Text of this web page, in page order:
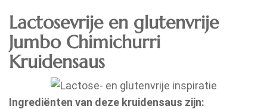
Lactosevrije en glutenvrije
Jumbo Chimichurri
Kruidensaus
Ingrediënten van deze kruidensaus zijn: